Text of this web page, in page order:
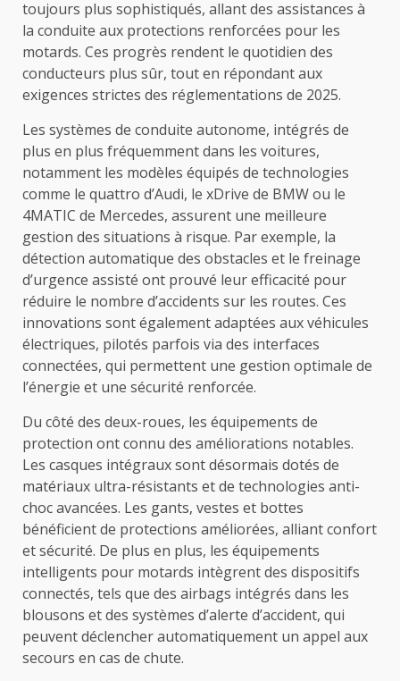
toujours plus sophistiqués, allant des assistances à
la conduite aux protections renforcées pour les
motards. Ces progrès rendent le quotidien des
conducteurs plus sûr, tout en répondant aux
exigences strictes des réglementations de 2025.
Les systèmes de conduite autonome, intégrés de
plus en plus fréquemment dans les voitures,
notamment les modèles équipés de technologies
comme le quattro d’Audi, le xDrive de BMW ou le
4MATIC de Mercedes, assurent une meilleure
gestion des situations à risque. Par exemple, la
détection automatique des obstacles et le freinage
d’urgence assisté ont prouvé leur efficacité pour
réduire le nombre d’accidents sur les routes. Ces
innovations sont également adaptées aux véhicules
électriques, pilotés parfois via des interfaces
connectées, qui permettent une gestion optimale de
l’énergie et une sécurité renforcée.
Du côté des deux-roues, les équipements de
protection ont connu des améliorations notables.
Les casques intégraux sont désormais dotés de
matériaux ultra-résistants et de technologies anti-
choc avancées. Les gants, vestes et bottes
bénéficient de protections améliorées, alliant confort
et sécurité. De plus en plus, les équipements
intelligents pour motards intègrent des dispositifs
connectés, tels que des airbags intégrés dans les
blousons et des systèmes d’alerte d’accident, qui
peuvent déclencher automatiquement un appel aux
secours en cas de chute.